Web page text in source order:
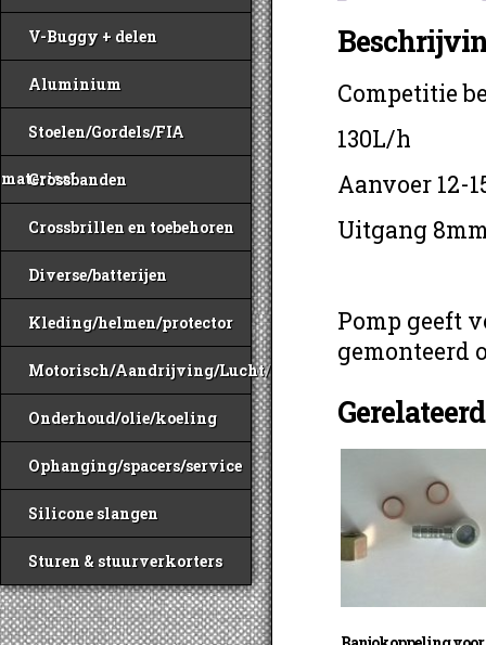
V-Buggy + delen
Aluminium
Stoelen/Gordels/FIA
materiaal
Crossbanden
Crossbrillen en toebehoren
Diverse/batterijen
Kleding/helmen/protector
Motorisch/Aandrijving/Lucht/Benzine
Onderhoud/olie/koeling
Ophanging/spacers/service
Silicone slangen
Sturen & stuurverkorters
Competitie
130L/h
Aanvoer 12-
Uitgang
Pomp geeft
gemonteerd